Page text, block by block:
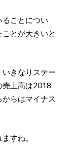
ことについ
とが大きいと
きなりステー
売上高は2018
らはマイナス
すね。